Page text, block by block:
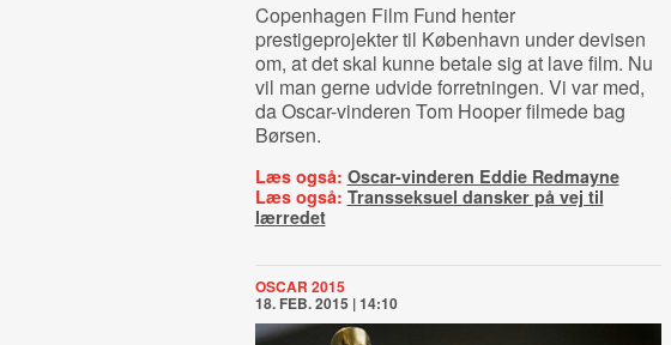
Copenhagen Film Fund henter
prestigeprojekter til København under devisen
om, at det skal kunne betale sig at lave film. Nu
vil man gerne udvide forretningen. Vi var med,
da Oscar-vinderen Tom Hooper filmede bag
Børsen.
Læs også: Oscar-vinderen Eddie Redmayne
Læs også: Transseksuel dansker på vej til
lærredet
OSCAR 2015
18. FEB. 2015 | 14:10